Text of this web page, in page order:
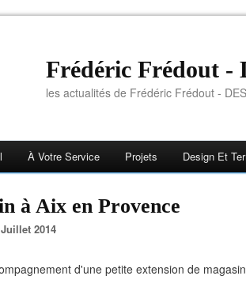
Frédéric Frédout -
les actualités de Frédéric Frédout -
À Votre Service Projets Design Et
à Aix en Provence
Juillet 2014
d'une petite extension de